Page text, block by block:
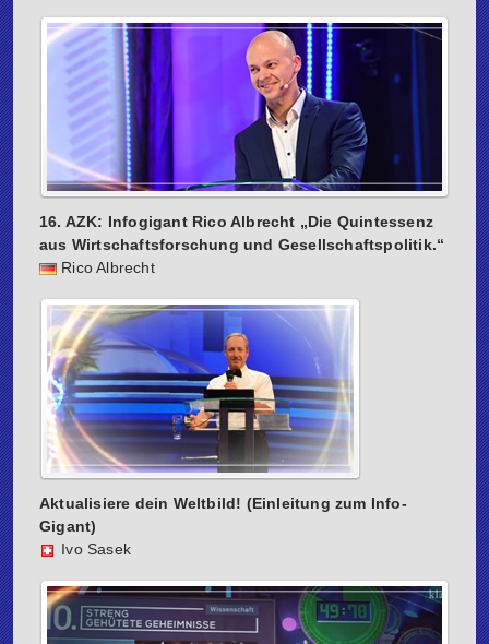
16. AZK: Infogigant Rico Albrecht „Die Quintessenz
aus Wirtschaftsforschung und Gesellschaftspolitik.“
Rico Albrecht
Aktualisiere dein Weltbild! (Einleitung zum Info-
Gigant)
Ivo Sasek